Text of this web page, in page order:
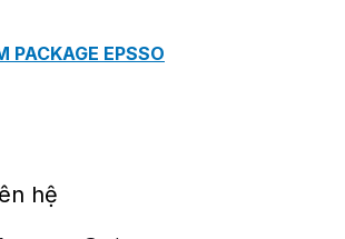
PACKAGE EPSSO
hệ